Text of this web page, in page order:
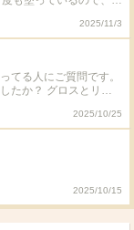
いです。
でダークフィ
2025/11/3
てる人にご質問です。
スとリッ
) ②なくなるまでの期間
2025/10/25
2025/10/15